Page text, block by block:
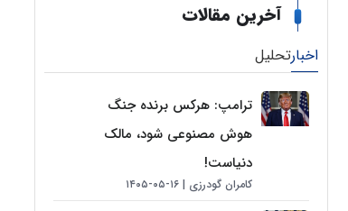
آخرین مقالات
اخبارتحلیل
ترامپ: هرکس برنده جنگ
هوش مصنوعی شود، مالک
دنیاست!
کامران گودرزی ۱۶-۰۵-۱۴۰۵